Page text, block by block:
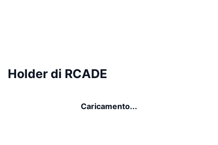
Holder di RCADE
Caricamento...